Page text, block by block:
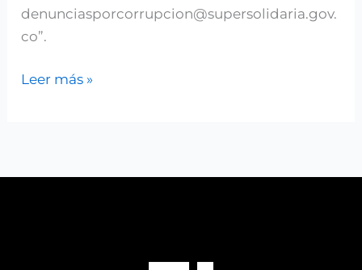
denunciasporcorrupcion@supersolidaria.gov.
co”.
Leer más »